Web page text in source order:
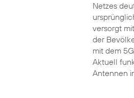
Netzes
versorgt
der
mit dem
Aktuell
Antennen